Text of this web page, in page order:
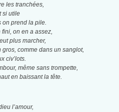
les tranchées,
si utile
on prend la pile.
fini, on en a assez,
plus marcher,
comme dans un sanglot,
civ’lots.
même sans trompette,
en baissant la tête.
l’amour,